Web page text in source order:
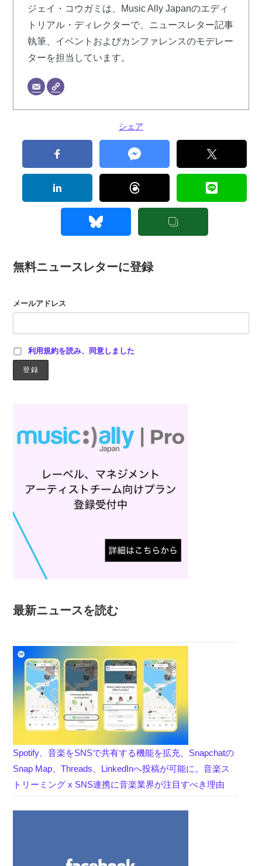
ジェイ・コウガミは、Music Ally Japanのエディ
トリアル・ディレクターで、ニュースレター記事
執筆、イベントおよびカンファレンスのモデレー
ターを担当しています。
シェア
無料ニュースレターに登録
メールアドレス
利用規約を読み、同意しました
最新ニュースを読む
Spotify、音楽をSNSで共有する機能を拡充、Snapchatの
Snap Map、Threads、LinkedInへ投稿が可能に。音楽ス
トリーミング x SNS連携に音楽業界が注目すべき理由